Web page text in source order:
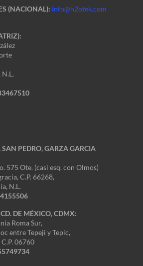
(NACIONAL): info@h2otek.com
PEDRO, GARZA GARCIA
575 Ote. (casi esq. con Olmos)
C.P. 66268,
N.L.
DE MÉXICO, CDMX:
Roma Sur,
entre Tepeji y Tepic,
06760